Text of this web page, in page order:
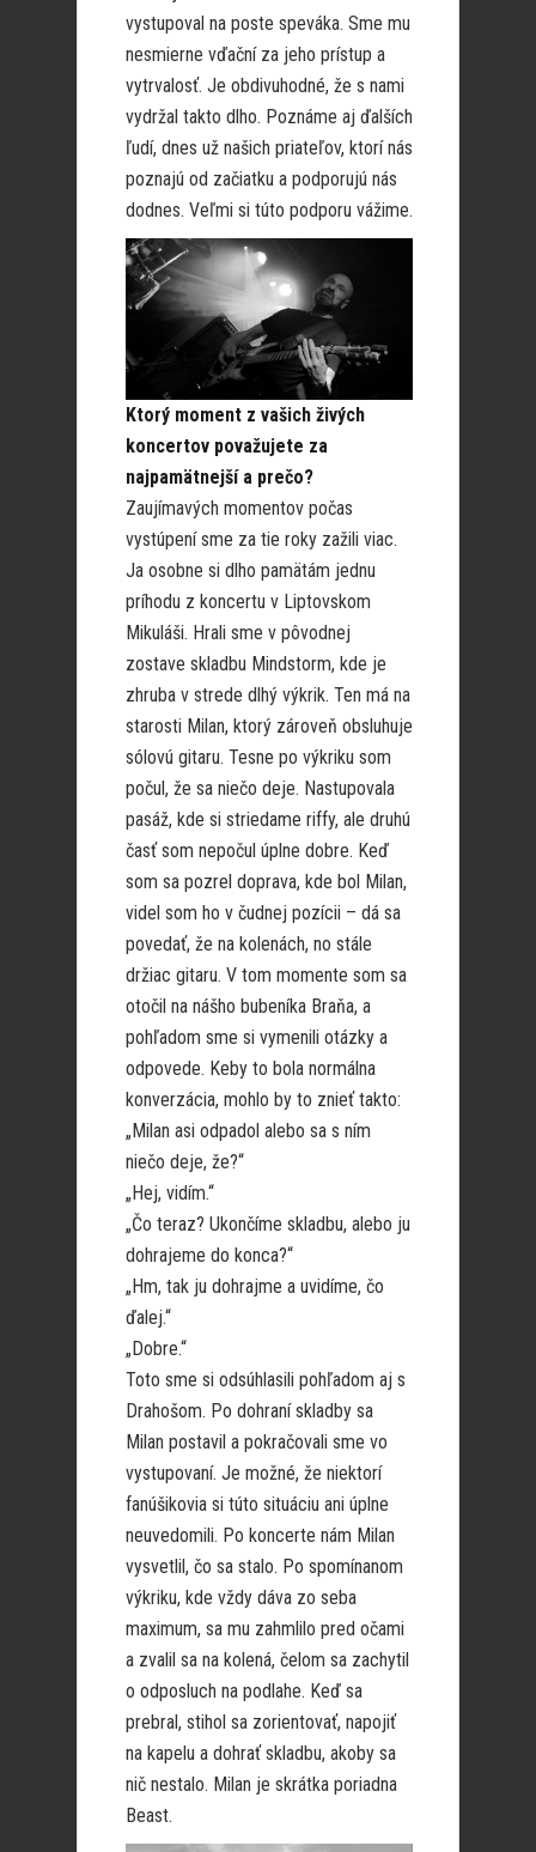
vystupoval na poste speváka. Sme mu
nesmierne vďační za jeho prístup a
vytrvalosť. Je obdivuhodné, že s nami
vydržal takto dlho. Poznáme aj ďalších
ľudí, dnes už našich priateľov, ktorí nás
poznajú od začiatku a podporujú nás
dodnes. Veľmi si túto podporu vážime.
Ktorý moment z vašich živých
koncertov považujete za
najpamätnejší a prečo?
Zaujímavých momentov počas
vystúpení sme za tie roky zažili viac.
Ja osobne si dlho pamätám jednu
príhodu z koncertu v Liptovskom
Mikuláši. Hrali sme v pôvodnej
zostave skladbu Mindstorm, kde je
zhruba v strede dlhý výkrik. Ten má na
starosti Milan, ktorý zároveň obsluhuje
sólovú gitaru. Tesne po výkriku som
počul, že sa niečo deje. Nastupovala
pasáž, kde si striedame riffy, ale druhú
časť som nepočul úplne dobre. Keď
som sa pozrel doprava, kde bol Milan,
videl som ho v čudnej pozícii – dá sa
povedať, že na kolenách, no stále
držiac gitaru. V tom momente som sa
otočil na nášho bubeníka Braňa, a
pohľadom sme si vymenili otázky a
odpovede. Keby to bola normálna
konverzácia, mohlo by to znieť takto:
„Milan asi odpadol alebo sa s ním
niečo deje, že?“
„Hej, vidím.“
„Čo teraz? Ukončíme skladbu, alebo ju
dohrajeme do konca?“
„Hm, tak ju dohrajme a uvidíme, čo
ďalej.“
„Dobre.“
Toto sme si odsúhlasili pohľadom aj s
Drahošom. Po dohraní skladby sa
Milan postavil a pokračovali sme vo
vystupovaní. Je možné, že niektorí
fanúšikovia si túto situáciu ani úplne
neuvedomili. Po koncerte nám Milan
vysvetlil, čo sa stalo. Po spomínanom
výkriku, kde vždy dáva zo seba
maximum, sa mu zahmlilo pred očami
a zvalil sa na kolená, čelom sa zachytil
o odposluch na podlahe. Keď sa
prebral, stihol sa zorientovať, napojiť
na kapelu a dohrať skladbu, akoby sa
nič nestalo. Milan je skrátka poriadna
Beast.